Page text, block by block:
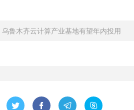
乌鲁木齐云计算产业基地有望年内投用
   